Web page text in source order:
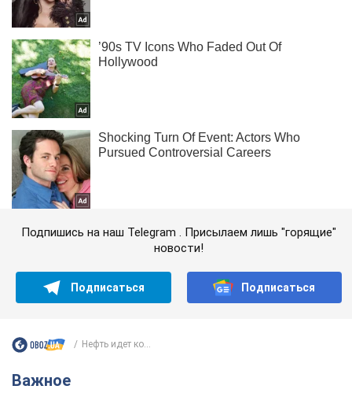
Подпишись на наш Telegram . Присылаем лишь "горящие"
новости!
Подписаться Подписаться
Нефть идет ко...
Важное